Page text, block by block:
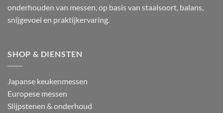
onderhouden van messen, op basis van staalsoort, balans,
snijgevoel en praktijkervaring.
SHOP & DIENSTEN
Japanse keukenmessen
Europese messen
Slijpstenen & onderhoud